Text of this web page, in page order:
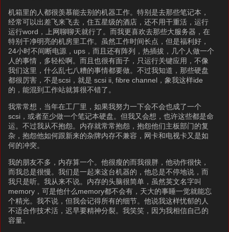
机箱里的人都很羡慕能去别的机器工作。特别是去那些笔记本，
经常可以出差飞来飞去，住五星级的酒店，还不用干重活，运行
运行word，上网聊聊天就行了。而我更喜欢去那些大服务器，在
特别干净明亮的机房里工作。虽然工作时间长点，但是福利好，
24小时不间断电源，ups，而且还有阵列，热插拔，几个人做一个
人的事情，多轻松啊。而且也很有面子，只运行关键应用，不像
我们这里，什么乱七八糟的事情都要做。不过我知道，那些硬盘
都很厉害，不是scsi，就是 scsi ii, fibre channel，象我这样ide
的，能混到工作站就算很不错了。
我常常想，当年在工厂里，如果我努力一下会不会也成了一个
scsi，或者至少做一个笔记本硬盘。但我又会想，也许这些都是命
运。不过我从不抱怨。内存就常常抱怨，抱怨他们主板部门的复
杂，抱怨他如何跟新来的杂牌内存不兼容，网卡和电视卡又是如
何的冲突。
我的朋友不多，内存算一个。他很瘦的而我很胖，他动作很快，
而我总是很慢。我们是一起来这台机器的，他总是不停地说，而
我只是听。我从来不说。内存的头脑很简单，虽然英文名字叫
memory，可是他什么memory都不会有，天大的事睡一觉就能忘
个精光。我不说，但我会记得所有的细节。他说我这样忧郁的人
不适合作技术活，迟早要精神分裂。我笑笑，因为我相信自己的
容量。